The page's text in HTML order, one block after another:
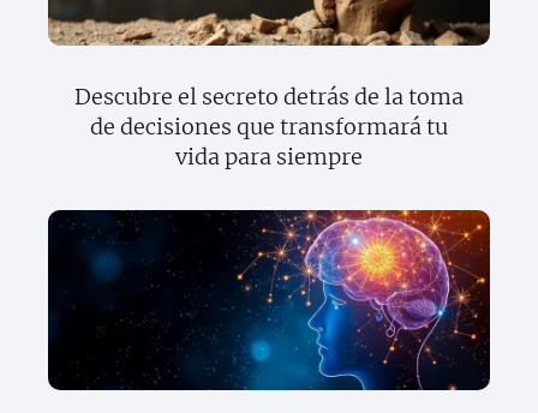
Descubre el secreto detrás de la toma
de decisiones que transformará tu
vida para siempre